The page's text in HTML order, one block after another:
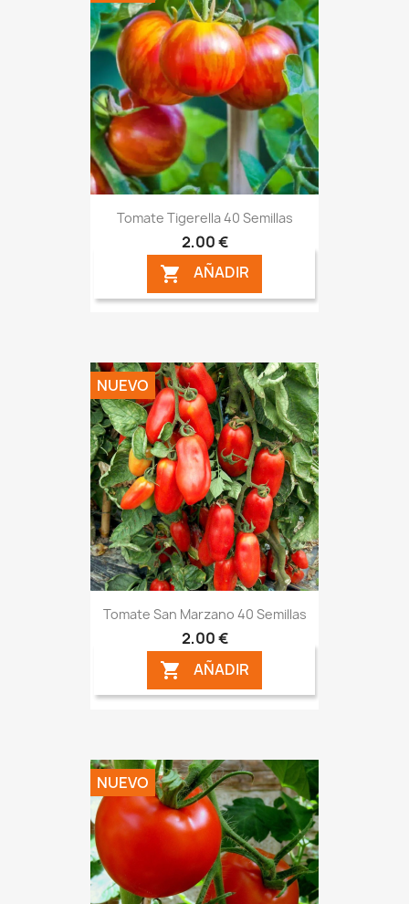
Tomate Tigerella 40 Semillas
2,00 €
 AÑADIR
Tomate San Marzano 40 Semillas
2,00 €
 AÑADIR
NUEVO
NUEVO